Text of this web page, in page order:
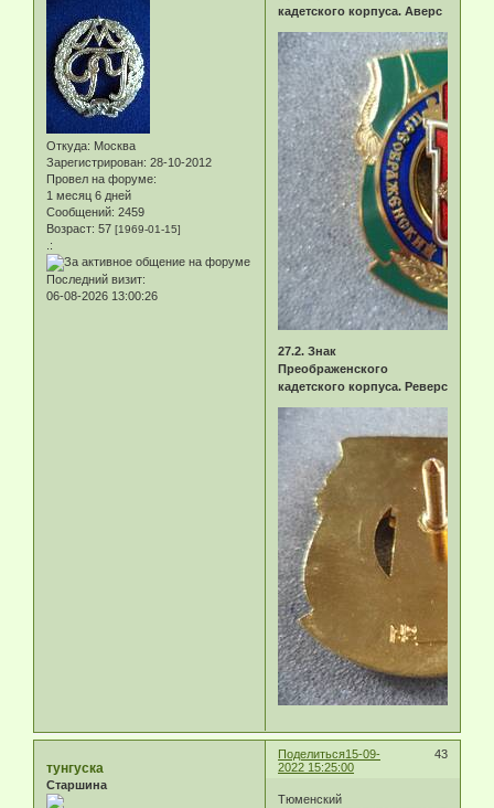
Откуда: Москва
Зарегистрирован: 28-10-2012
Провел на форуме:
1 месяц 6 дней
Сообщений: 2459
Возраст: 57 [1969-01-15]
.:
Последний визит:
06-08-2026 13:00:26
кадетского корпуса. Аверс
27.2. Знак
Преображенского
кадетского корпуса. Реверс
Поделиться 43
15-09-
2022 15:25:00
тунгуска
Старшина
Тюменский